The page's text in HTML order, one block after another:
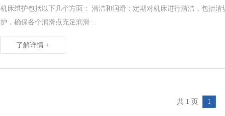
机床维护包括以下几个方面： 清洁和润滑：定期对机床进行清洁，包括
护，确保各个润滑点充足润滑…
了解详情 +
共 1 页 1